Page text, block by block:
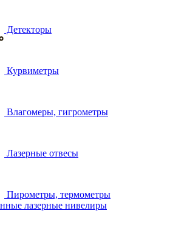
Детекторы
Курвиметры
Влагомеры, гигрометры
Лазерные отвесы
Пирометры, термометры
лазерные нивелиры